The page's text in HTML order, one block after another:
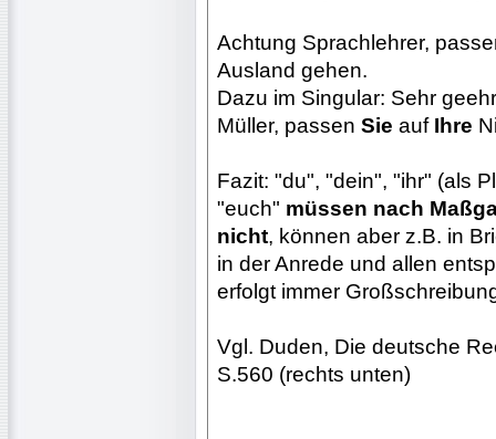
Achtung Sprachlehrer,
Ausland gehen.
Dazu im Singular: Sehr
Müller, passen Sie auf Ihre
Fazit: "du", "dein", "ihr" (als
"euch" müssen nach
nicht, können aber z.B. in
in der Anrede und allen
erfolgt immer
Vgl. Duden, Die deutsche
S.560 (rechts unten)